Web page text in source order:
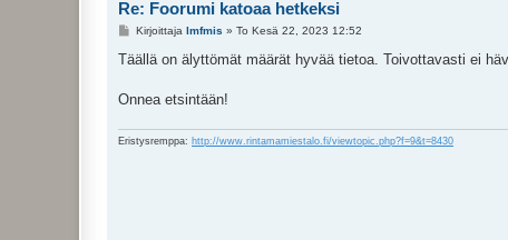
Re: Foorumi katoaa hetkeksi
V
e
i
Kirjoittaja lmfmis » To Kesä 22, 2023 12:52
Täällä on älyttömät määrät hyvää tietoa. Toivottavasti ei
Onnea etsintään!
Eristysremppa: http://www.rintamamiestalo.fi/viewtopic.php?f=9&t=8430